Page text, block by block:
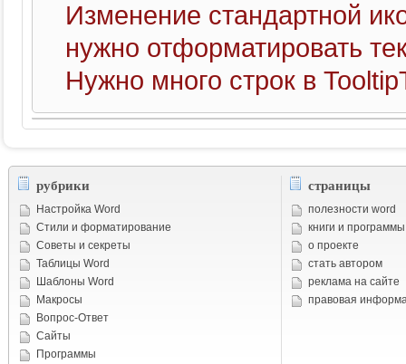
Изменение стандартной
нужно отформатировать
Нужно много строк в
страницы
полезности word
книги и программы
о проекте
стать автором
реклама на сайте
правовая
рубрики
Настройка Word
Стили и форматирование
Советы и cекреты
Таблицы Word
Шаблоны Word
Макросы
Вопрос-Ответ
Сайты
Программы